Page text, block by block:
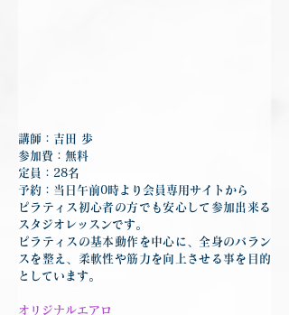
講師：吉田 歩
参加費：無料
定員：28名
予約：当日午前0時より会員専用サイトから
ピラティス初心者の方でも安心して参加出来る
スタジオレッスンです。
ピラティスの基本動作を中心に、全身のバラン
スを整え、柔軟性や筋力を向上させる事を目的
としています。
オリジナルエアロ